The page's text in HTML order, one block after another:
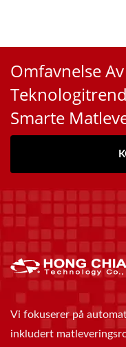
Omfavnelse
Smarte
Vi fokuserer på
inkludert